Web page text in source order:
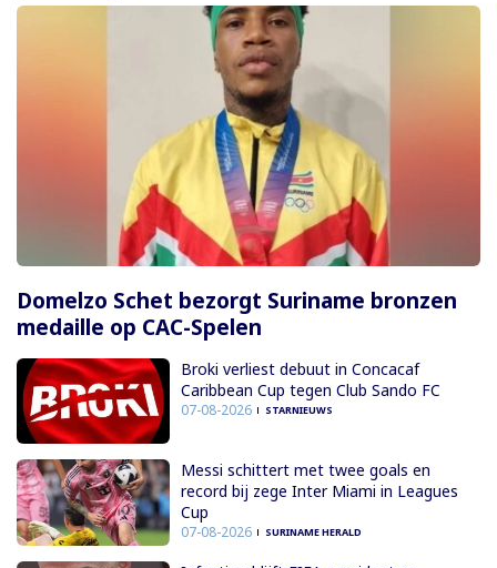
Domelzo Schet bezorgt Suriname bronzen
medaille op CAC-Spelen
Broki verliest debuut in Concacaf
Caribbean Cup tegen Club Sando FC
07-08-2026 STARNIEUWS
Messi schittert met twee goals en
record bij zege Inter Miami in Leagues
Cup
07-08-2026 SURINAME HERALD